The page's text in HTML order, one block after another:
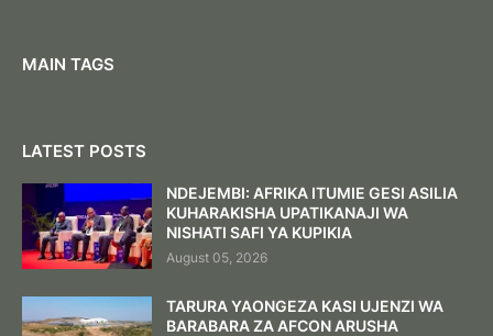
MAIN TAGS
LATEST POSTS
NDEJEMBI: AFRIKA ITUMIE GESI ASILIA
KUHARAKISHA UPATIKANAJI WA
NISHATI SAFI YA KUPIKIA
August 05, 2026
TARURA YAONGEZA KASI UJENZI WA
BARABARA ZA AFCON ARUSHA